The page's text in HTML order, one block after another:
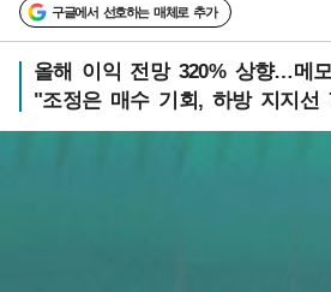
구글에서 선호하는 매체로 추가
올해 이익 전망 320% 상향…메
"조정은 매수 기회, 하방 지지선